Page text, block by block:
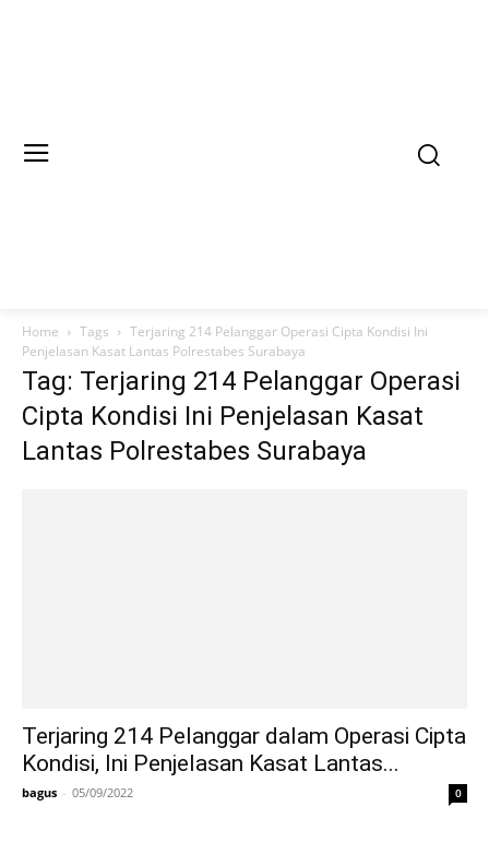
Home Tags
Terjaring 214 Pelanggar Operasi Cipta Kondisi Ini
Penjelasan Kasat Lantas Polrestabes Surabaya
Tag: Terjaring 214 Pelanggar Operasi
Cipta Kondisi Ini Penjelasan Kasat
Lantas Polrestabes Surabaya
Terjaring 214 Pelanggar dalam Operasi Cipta
Kondisi, Ini Penjelasan Kasat Lantas...
bagus - 05/09/2022 0